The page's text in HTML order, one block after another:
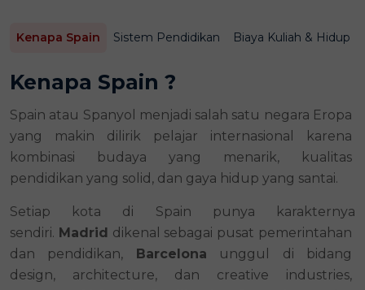
Kenapa Spain Sistem Pendidikan Biaya Kuliah & Hidup
Kenapa Spain ?
Spain atau Spanyol menjadi salah satu negara Eropa
yang makin dilirik pelajar internasional karena
kombinasi budaya yang menarik, kualitas
pendidikan yang solid, dan gaya hidup yang santai.
Setiap kota di Spain punya karakternya
sendiri. Madrid dikenal sebagai pusat pemerintahan
dan pendidikan, Barcelona unggul di bidang
design, architecture, dan creative industries,